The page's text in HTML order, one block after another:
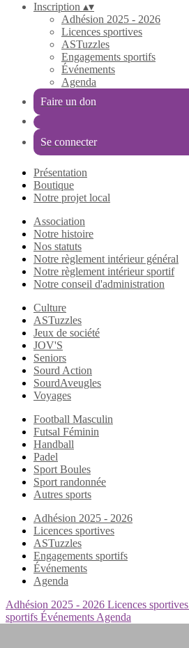
Inscription ▴▾
Adhésion 2025 - 2026
Licences sportives
ASTuzzles
Engagements sportifs
Événements
Agenda
Faire un don
Se connecter
Présentation
Boutique
Notre projet local
Association
Notre histoire
Nos statuts
Notre règlement intérieur général
Notre règlement intérieur sportif
Notre conseil d'administration
Culture
ASTuzzles
Jeux de société
JOV'S
Seniors
Sourd Action
SourdAveugles
Voyages
Football Masculin
Futsal Féminin
Handball
Padel
Sport Boules
Sport randonnée
Autres sports
Adhésion 2025 - 2026
Licences sportives
ASTuzzles
Engagements sportifs
Événements
Agenda
Adhésion 2025 - 2026 Licences sportives
sportifs Événements Agenda